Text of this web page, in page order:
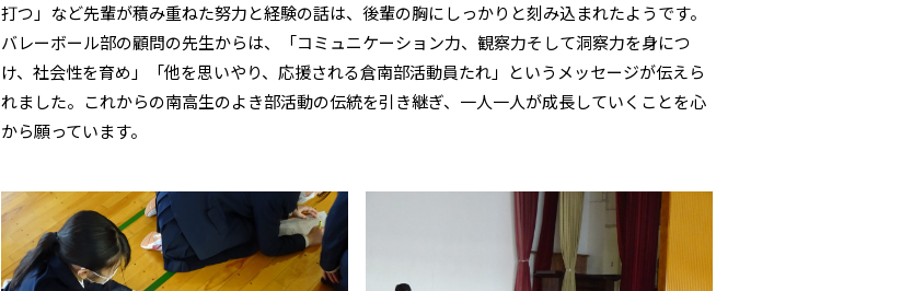
打つ」など先輩が積み重ねた努力と経験の話は、後輩の胸にしっかりと刻み込まれたようです。
バレーボール部の顧問の先生からは、「コミュニケーション力、観察力そして洞察力を身につ
け、社会性を育め」「他を思いやり、応援される倉南部活動員たれ」というメッセージが伝えら
れました。これからの南高生のよき部活動の伝統を引き継ぎ、一人一人が成長していくことを心
から願っています。